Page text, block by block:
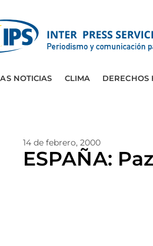
NOTICIAS CLIMA DERECHOS
14 de febrero, 2000
ESPAÑA: